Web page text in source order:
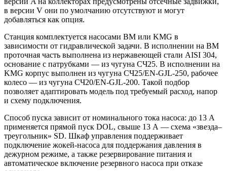
в версии V они по умолчанию отсутствуют и могут
добавляться как опция.
Станция комплектуется насосами BM или KMG в
зависимости от гидравлической задачи. В исполнении на BM
проточная часть выполнена из нержавеющей стали AISI 304,
основание с патрубками — из чугуна СЧ25. В исполнении на
KMG корпус выполнен из чугуна СЧ25/EN-GJL-250, рабочее
колесо — из чугуна СЧ20/EN-GJL-200. Такой подбор
позволяет адаптировать модель под требуемый расход, напор
и схему подключения.
Способ пуска зависит от номинального тока насоса: до 13 А
применяется прямой пуск DOL, свыше 13 А — схема «звезда–
треугольник» SD. Шкаф управления поддерживает
подключение жокей-насоса для поддержания давления в
дежурном режиме, а также резервирование питания и
автоматическое включение резервного насоса при отказе